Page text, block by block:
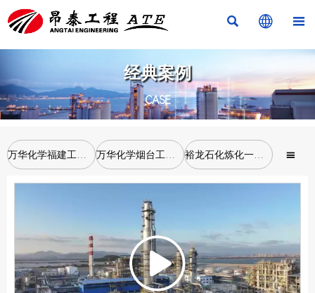
  
经典案例
CASE
